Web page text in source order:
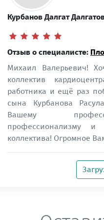
Курбанов Далгат
Отзыв о специалисте:
Михаил Валерьевич!
коллектив
работника и ещё раз
сына Курбанова
Вашему
профессионализму и
коллектива! Огромное